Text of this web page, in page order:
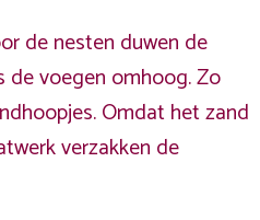
de nesten duwen de
de voegen omhoog. Zo
Omdat het zand
verzakken de